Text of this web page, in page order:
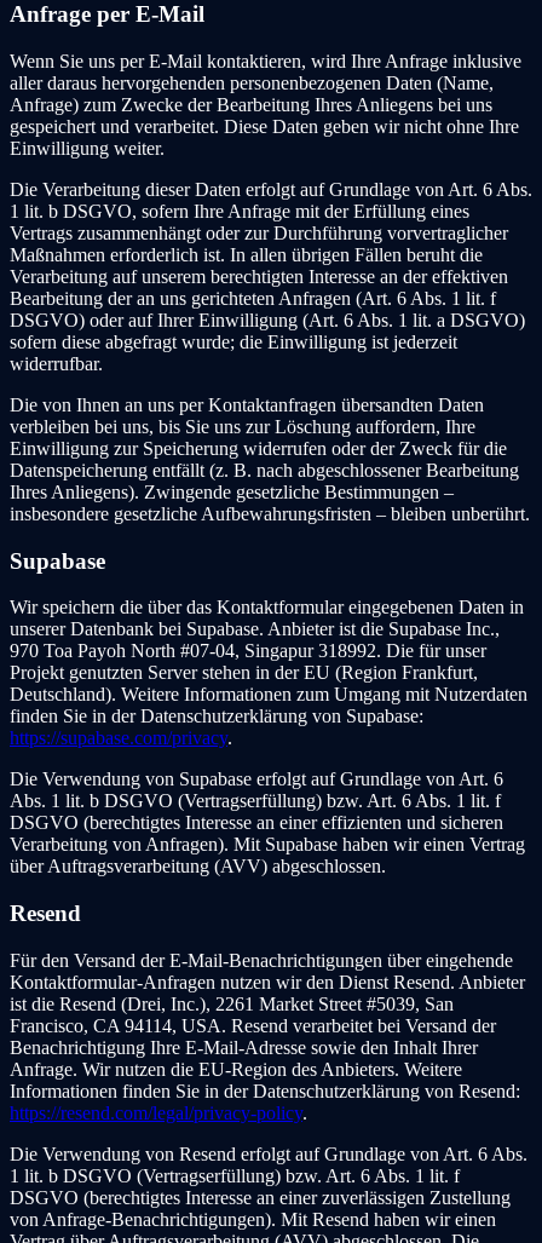
Anfrage per E-Mail
Wenn Sie uns per E-Mail kontaktieren, wird Ihre Anfrage inklusive
aller daraus hervorgehenden personenbezogenen Daten (Name,
Anfrage) zum Zwecke der Bearbeitung Ihres Anliegens bei uns
gespeichert und verarbeitet. Diese Daten geben wir nicht ohne Ihre
Einwilligung weiter.
Die Verarbeitung dieser Daten erfolgt auf Grundlage von Art. 6 Abs.
1 lit. b DSGVO, sofern Ihre Anfrage mit der Erfüllung eines
Vertrags zusammenhängt oder zur Durchführung vorvertraglicher
Maßnahmen erforderlich ist. In allen übrigen Fällen beruht die
Verarbeitung auf unserem berechtigten Interesse an der effektiven
Bearbeitung der an uns gerichteten Anfragen (Art. 6 Abs. 1 lit. f
DSGVO) oder auf Ihrer Einwilligung (Art. 6 Abs. 1 lit. a DSGVO)
sofern diese abgefragt wurde; die Einwilligung ist jederzeit
widerrufbar.
Die von Ihnen an uns per Kontaktanfragen übersandten Daten
verbleiben bei uns, bis Sie uns zur Löschung auffordern, Ihre
Einwilligung zur Speicherung widerrufen oder der Zweck für die
Datenspeicherung entfällt (z. B. nach abgeschlossener Bearbeitung
Ihres Anliegens). Zwingende gesetzliche Bestimmungen –
insbesondere gesetzliche Aufbewahrungsfristen – bleiben unberührt.
Supabase
Wir speichern die über das Kontaktformular eingegebenen Daten in
unserer Datenbank bei Supabase. Anbieter ist die Supabase Inc.,
970 Toa Payoh North #07-04, Singapur 318992. Die für unser
Projekt genutzten Server stehen in der EU (Region Frankfurt,
Deutschland). Weitere Informationen zum Umgang mit Nutzerdaten
finden Sie in der Datenschutzerklärung von Supabase:
https://supabase.com/privacy.
Die Verwendung von Supabase erfolgt auf Grundlage von Art. 6
Abs. 1 lit. b DSGVO (Vertragserfüllung) bzw. Art. 6 Abs. 1 lit. f
DSGVO (berechtigtes Interesse an einer effizienten und sicheren
Verarbeitung von Anfragen). Mit Supabase haben wir einen Vertrag
über Auftragsverarbeitung (AVV) abgeschlossen.
Resend
Für den Versand der E-Mail-Benachrichtigungen über eingehende
Kontaktformular-Anfragen nutzen wir den Dienst Resend. Anbieter
ist die Resend (Drei, Inc.), 2261 Market Street #5039, San
Francisco, CA 94114, USA. Resend verarbeitet bei Versand der
Benachrichtigung Ihre E-Mail-Adresse sowie den Inhalt Ihrer
Anfrage. Wir nutzen die EU-Region des Anbieters. Weitere
Informationen finden Sie in der Datenschutzerklärung von Resend:
https://resend.com/legal/privacy-policy.
Die Verwendung von Resend erfolgt auf Grundlage von Art. 6 Abs.
1 lit. b DSGVO (Vertragserfüllung) bzw. Art. 6 Abs. 1 lit. f
DSGVO (berechtigtes Interesse an einer zuverlässigen Zustellung
von Anfrage-Benachrichtigungen). Mit Resend haben wir einen